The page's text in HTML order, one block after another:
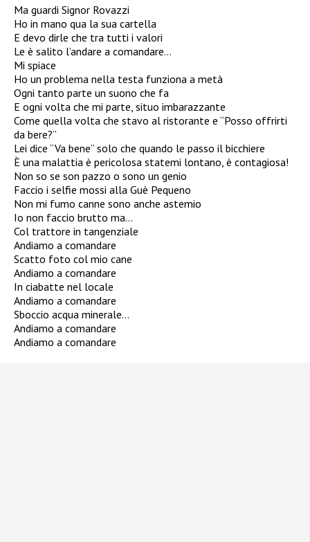
Ma guardi Signor Rovazzi
Ho in mano qua la sua cartella
E devo dirle che tra tutti i valori
Le è salito l’andare a comandare…
Mi spiace
Ho un problema nella testa funziona a metà
Ogni tanto parte un suono che fa
E ogni volta che mi parte, situo imbarazzante
Come quella volta che stavo al ristorante e “Posso offrirti
da bere?”
Lei dice “Va bene” solo che quando le passo il bicchiere
È una malattia è pericolosa statemi lontano, è contagiosa!
Non so se son pazzo o sono un genio
Faccio i selfie mossi alla Guè Pequeno
Non mi fumo canne sono anche astemio
Io non faccio brutto ma…
Col trattore in tangenziale
Andiamo a comandare
Scatto foto col mio cane
Andiamo a comandare
In ciabatte nel locale
Andiamo a comandare
Sboccio acqua minerale…
Andiamo a comandare
Andiamo a comandare